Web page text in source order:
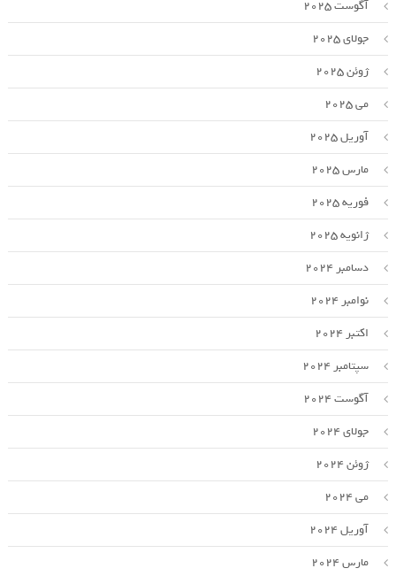
آگوست 2025
جولای 2025
ژوئن 2025
می 2025
آوریل 2025
مارس 2025
فوریه 2025
ژانویه 2025
دسامبر 2024
نوامبر 2024
اکتبر 2024
سپتامبر 2024
آگوست 2024
جولای 2024
ژوئن 2024
می 2024
آوریل 2024
مارس 2024